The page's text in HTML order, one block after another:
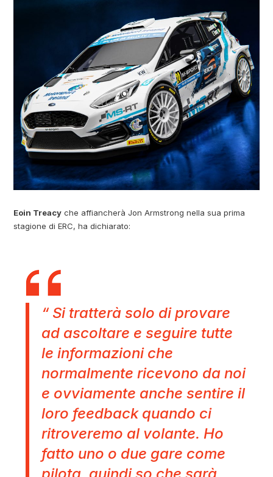
Eoin Treacy che affiancherà Jon Armstrong nella sua prima
stagione di ERC, ha dichiarato:
“ Si tratterà solo di provare
ad ascoltare e seguire tutte
le informazioni che
normalmente ricevono da noi
e ovviamente anche sentire il
loro feedback quando ci
ritroveremo al volante. Ho
fatto uno o due gare come